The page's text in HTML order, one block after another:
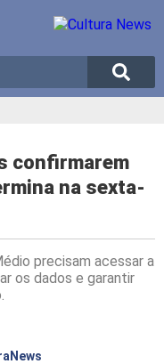
confirmarem
na sexta-
precisam acessar a
os dados e garantir